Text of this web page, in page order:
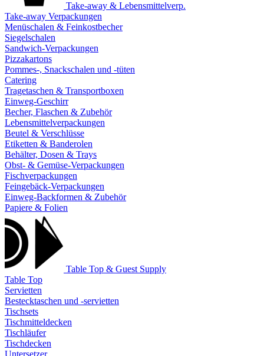
Take-away & Lebensmittelverp.
Take-away Verpackungen
Menüschalen & Feinkostbecher
Siegelschalen
Sandwich-Verpackungen
Pizzakartons
Pommes-, Snackschalen und -tüten
Catering
Tragetaschen & Transportboxen
Einweg-Geschirr
Becher, Flaschen & Zubehör
Lebensmittelverpackungen
Beutel & Verschlüsse
Etiketten & Banderolen
Behälter, Dosen & Trays
Obst- & Gemüse-Verpackungen
Fischverpackungen
Feingebäck-Verpackungen
Einweg-Backformen & Zubehör
Papiere & Folien
Table Top & Guest Supply
Table Top
Servietten
Bestecktaschen und -servietten
Tischsets
Tischmitteldecken
Tischläufer
Tischdecken